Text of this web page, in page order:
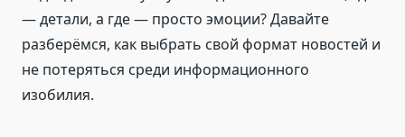
— детали, а где — просто эмоции? Давайте
разберёмся, как выбрать свой формат новостей и
не потеряться среди информационного
изобилия.